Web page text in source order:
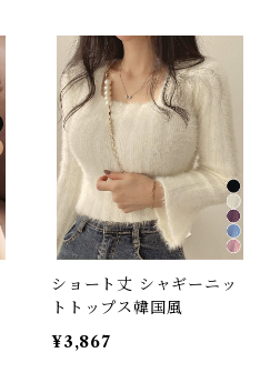
ショート丈 シャギーニッ
トトップス韓国風
¥3,867